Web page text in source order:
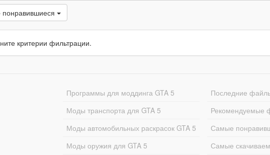
критерии фильтрации.
Программы для моддинга GTA 5
Моды транспорта для GTA 5
Моды автомобильных раскрасок GTA 5
Моды оружия для GTA 5
Последние
Рекомендуемые
Самые
Самые